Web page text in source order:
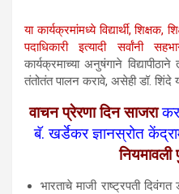
या कार्यक्रमांमध्ये विद्यार्थी, शिक्षक,
पदाधिकारी इत्यादी सर्वांनी
कार्यक्रमाच्या अनुषंगाने
तंतोतंत पालन करावे, असेही डॉ. शिंदे
वाचन प्रेरणा दिन साजरा
बॅ. खर्डेकर ज्ञानस्रोत
नियमावली
भारताचे माजी राष्ट्रपती